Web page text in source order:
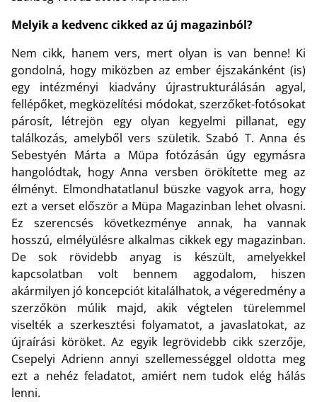
Melyik a kedvenc cikked az új magazinból?
Nem cikk, hanem vers, mert olyan is van benne! Ki
gondolná, hogy miközben az ember éjszakánként (is)
egy intézményi kiadvány újrastrukturálásán agyal,
fellépőket, megközelítési módokat, szerzőket-fotósokat
párosít, létrejön egy olyan kegyelmi pillanat, egy
találkozás, amelyből vers születik. Szabó T. Anna és
Sebestyén Márta a Müpa fotózásán úgy egymásra
hangolódtak, hogy Anna versben örökítette meg az
élményt. Elmondhatatlanul büszke vagyok arra, hogy
ezt a verset először a Müpa Magazinban lehet olvasni.
Ez szerencsés következménye annak, ha vannak
hosszú, elmélyülésre alkalmas cikkek egy magazinban.
De sok rövidebb anyag is készült, amelyekkel
kapcsolatban volt bennem aggodalom, hiszen
akármilyen jó koncepciót kitalálhatok, a végeredmény a
szerzőkön múlik majd, akik végtelen türelemmel
viselték a szerkesztési folyamatot, a javaslatokat, az
újraírási köröket. Az egyik legrövidebb cikk szerzője,
Csepelyi Adrienn annyi szellemességgel oldotta meg
ezt a nehéz feladatot, amiért nem tudok elég hálás
lenni.